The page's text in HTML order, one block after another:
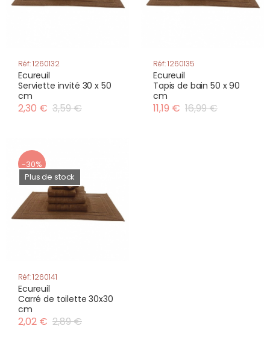
Réf: 1260132
Ecureuil
Serviette invité 30 x 50
cm
2,30 € 3,59 €
Réf: 1260135
Ecureuil
Tapis de bain 50 x 90
cm
11,19 € 16,99 €
-30%
Plus de stock
Réf: 1260141
Ecureuil
Carré de toilette 30x30
cm
2,02 € 2,89 €